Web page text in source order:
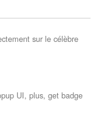
sur le célèbre
UI, plus, get badge